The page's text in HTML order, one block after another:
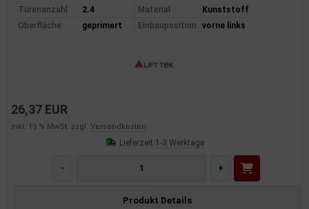
Türenanzahl 2.4 Material
Kunststoff
Oberfläche
geprimert Einbauposition vorne links
26,37 EUR
inkl. 19 % MwSt. zzgl. Versandkosten
Lieferzeit:1-3 Werktage
- +
Produkt Details